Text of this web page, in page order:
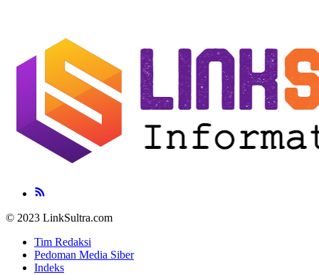
© 2023 LinkSultra.com
Tim Redaksi
Pedoman Media Siber
Indeks